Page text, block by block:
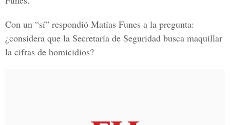
Con un “sí” respondió Matías Funes a la pregunta:
¿considera que la Secretaría de Seguridad busca maquillar
la cifras de homicidios?